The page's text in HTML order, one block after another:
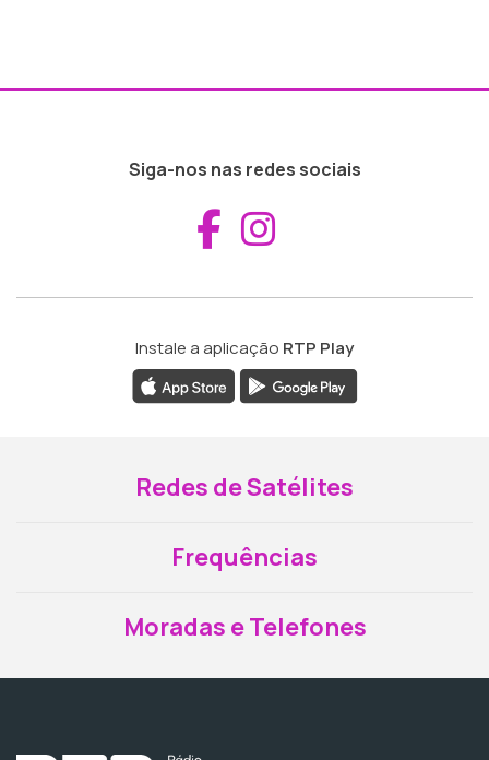
Siga-nos nas redes sociais
Aceder ao
Instale a aplicação RTP Play
Redes de Satélites
Frequências
Moradas e Telefones